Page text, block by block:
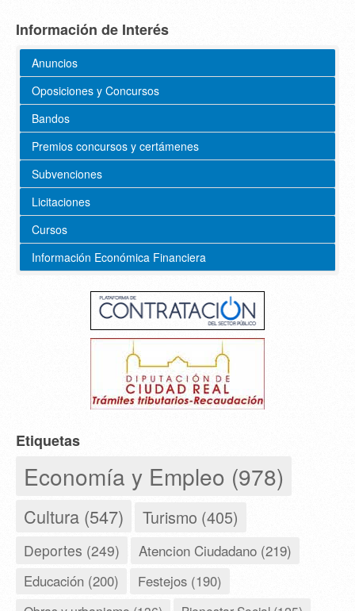
Información de Interés
Anuncios
Oposiciones y Concursos
Bandos
Premios concursos y certámenes
Subvenciones
Licitaciones
Cursos
Información Económica Financiera
Etiquetas
Economía y Empleo (978)
Cultura (547) Turismo (405)
Deportes (249) Atencion Ciudadano (219)
Educación (200) Festejos (190)